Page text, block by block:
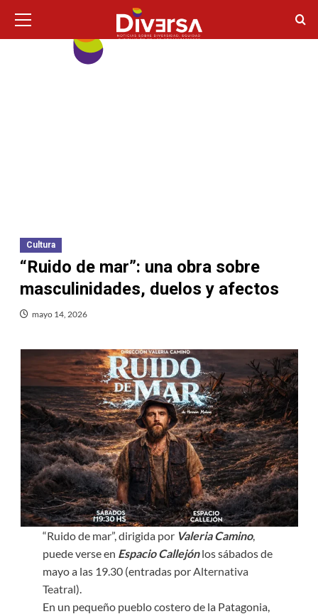
contenido
principal
Cultura
“Ruido de mar”: una obra sobre
masculinidades, duelos y afectos
mayo 14, 2026
“Ruido de mar”, dirigida por Valeria Camino,
puede verse en Espacio Callejónlos sábados de
mayo a las 19.30 (entradas porAlternativa
Teatral).
En un pequeño pueblo costero de la Patagonia,